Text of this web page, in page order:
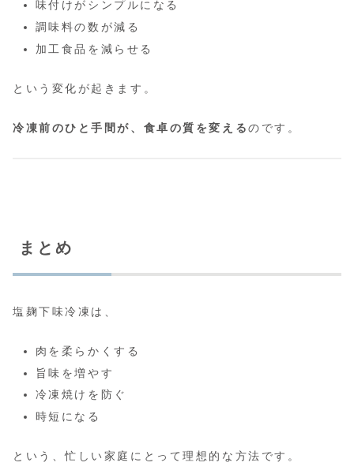
味付けがシンプルになる
調味料の数が減る
加工食品を減らせる
という変化が起きます。
冷凍前のひと手間が、食卓の質を変えるのです。
まとめ
塩麹下味冷凍は、
肉を柔らかくする
旨味を増やす
冷凍焼けを防ぐ
時短になる
という、忙しい家庭にとって理想的な方法です。